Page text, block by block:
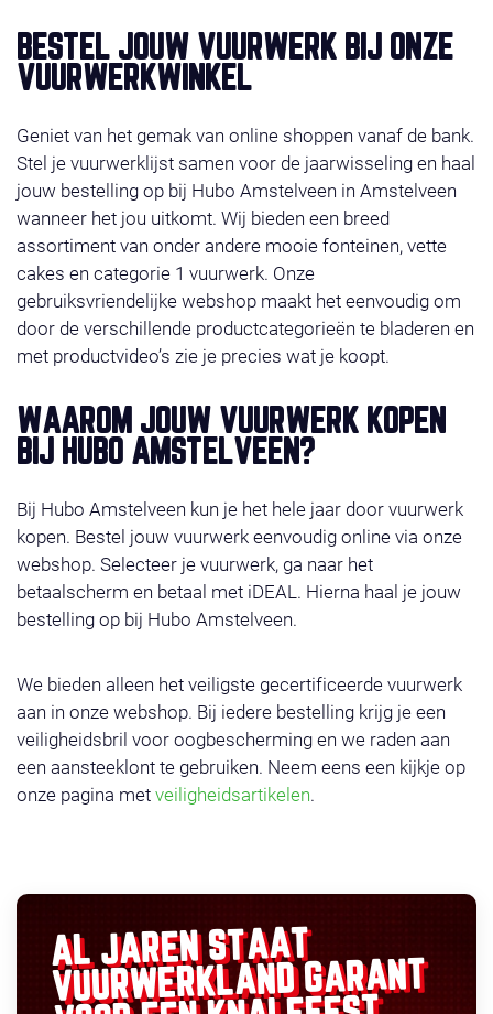
BESTEL JOUW VUURWERK BIJ ONZE
VUURWERKWINKEL
Geniet van het gemak van online shoppen vanaf de bank.
Stel je vuurwerklijst samen voor de jaarwisseling en haal
jouw bestelling op bij Hubo Amstelveen in Amstelveen
wanneer het jou uitkomt. Wij bieden een breed
assortiment van onder andere mooie fonteinen, vette
cakes en categorie 1 vuurwerk. Onze
gebruiksvriendelijke webshop maakt het eenvoudig om
door de verschillende productcategorieën te bladeren en
met productvideo’s zie je precies wat je koopt.
WAAROM JOUW VUURWERK KOPEN
BIJ HUBO AMSTELVEEN?
Bij Hubo Amstelveen kun je het hele jaar door vuurwerk
kopen. Bestel jouw vuurwerk eenvoudig online via onze
webshop. Selecteer je vuurwerk, ga naar het
betaalscherm en betaal met iDEAL. Hierna haal je jouw
bestelling op bij Hubo Amstelveen.
We bieden alleen het veiligste gecertificeerde vuurwerk
aan in onze webshop. Bij iedere bestelling krijg je een
veiligheidsbril voor oogbescherming en we raden aan
een aansteeklont te gebruiken. Neem eens een kijkje op
onze pagina met veiligheidsartikelen.
AL JAREN STAAT
VUURWERKLANDGARANT